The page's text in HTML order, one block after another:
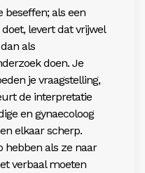
beseffen; als een
levert dat vrijwel
als
doen. Je
je vraagstelling,
de interpretatie
en gynaecoloog
elkaar scherp.
hebben als ze naar
verbaal moeten